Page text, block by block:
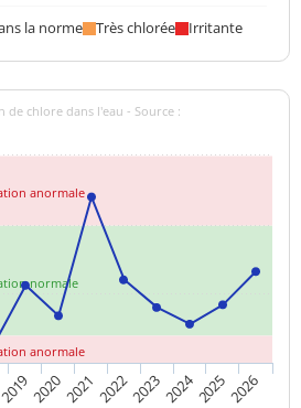
la norme Très chlorée Irritante
normale
anormale
anormale
chlore dans l'eau - Source :
20192020202120222023202420252026